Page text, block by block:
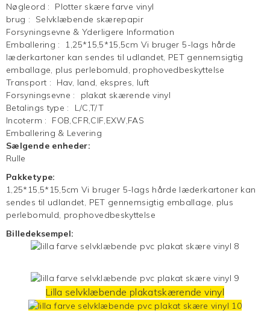
Nøgleord :
Plotter skære farve vinyl
brug :
Selvklæbende skærepapir
Forsyningsevne & Yderligere Information
Emballering :
1,25*15,5*15,5cm Vi bruger 5-lags hårde
læderkartoner kan sendes til udlandet, PET gennemsigtig
emballage, plus perlebomuld, prophovedbeskyttelse
Transport :
Hav, land, ekspres, luft
Forsyningsevne :
plakat skærende vinyl
Betalings type :
L/C,T/T
Incoterm :
FOB,CFR,CIF,EXW,FAS
Emballering & Levering
Sælgende enheder:
Rulle
Pakketype:
1,25*15,5*15,5cm Vi bruger 5-lags hårde læderkartoner kan
sendes til udlandet, PET gennemsigtig emballage, plus
perlebomuld, prophovedbeskyttelse
Billedeksempel:
Lilla selvklæbende plakatskærende vinyl